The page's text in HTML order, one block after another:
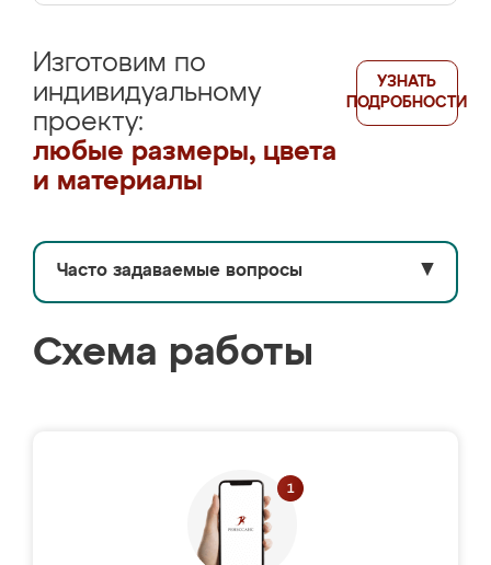
Изготовим по
индивидуальному
проекту:
любые размеры, цвета
и материалы
УЗНАТЬ
ПОДРОБНОСТИ
Часто задаваемые вопросы ▼
Схема работы